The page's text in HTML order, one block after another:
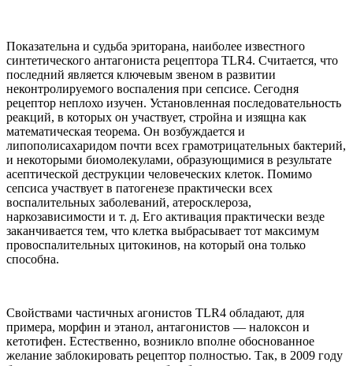
Показательна и судьба эриторана, наиболее известного
синтетического антагониста рецептора TLR4. Считается, что
последний является ключевым звеном в развитии
неконтролируемого воспаления при сепсисе. Сегодня
рецептор неплохо изучен. Установленная последовательность
реакций, в которых он участвует, стройна и изящна как
математическая теорема. Он возбуждается и
липополисахаридом почти всех грамотрицательных бактерий,
и некоторыми биомолекулами, образующимися в результате
асептической деструкции человеческих клеток. Помимо
сепсиса участвует в патогенезе практически всех
воспалительных заболеваний, атеросклероза,
наркозависимости и т. д. Его активация практически везде
заканчивается тем, что клетка выбрасывает тот максимум
провоспалительных цитокинов, на который она только
способна.
Свойствами частичных агонистов TLR4 обладают, для
примера, морфин и этанол, антагонистов — налоксон и
кетотифен. Естественно, возникло вполне обоснованное
желание заблокировать рецептор полностью. Так, в 2009 году